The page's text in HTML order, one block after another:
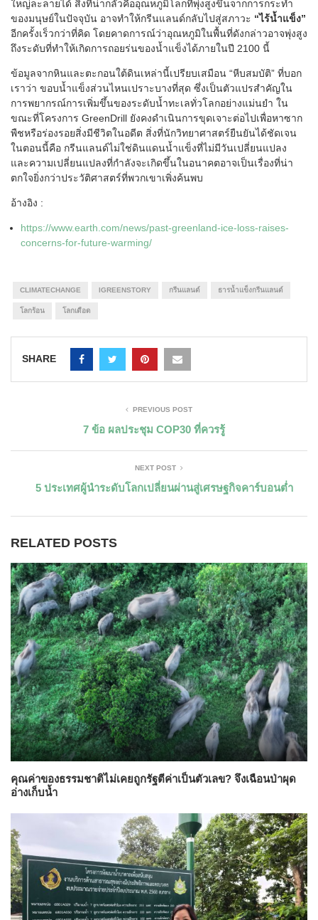
ใหญ่ละลายได้ สิ่งที่น่ากลัวคืออุณหภูมิโลกที่พุ่งสูงขึ้นจากการกระทำ
ของมนุษย์ในปัจจุบัน อาจทำให้กรีนแลนด์กลับไปสู่สภาวะ “ไร้น้ำแข็ง”
อีกครั้งเร็วกว่าที่คิด โดยคาดการณ์ว่าอุณหภูมิในพื้นที่ดังกล่าวอาจพุ่งสูง
ถึงระดับที่ทำให้เกิดการถอยร่นของน้ำแข็งได้ภายในปี 2100 นี้
ข้อมูลจากหินและตะกอนใต้ดินเหล่านี้เปรียบเสมือน “หีบสมบัติ” ที่บอก
เราว่า ขอบน้ำแข็งส่วนไหนเปราะบางที่สุด ซึ่งเป็นตัวแปรสำคัญใน
การพยากรณ์การเพิ่มขึ้นของระดับน้ำทะเลทั่วโลกอย่างแม่นยำ ใน
ขณะที่โครงการ GreenDrill ยังคงดำเนินการขุดเจาะต่อไปเพื่อหาซาก
พืชหรือร่องรอยสิ่งมีชีวิตในอดีต สิ่งที่นักวิทยาศาสตร์ยืนยันได้ชัดเจน
ในตอนนี้คือ กรีนแลนด์ไม่ใช่ดินแดนน้ำแข็งที่ไม่มีวันเปลี่ยนแปลง
และความเปลี่ยนแปลงที่กำลังจะเกิดขึ้นในอนาคตอาจเป็นเรื่องที่น่า
ตกใจยิ่งกว่าประวัติศาสตร์ที่พวกเขาเพิ่งค้นพบ
อ้างอิง :
https://www.earth.com/news/past-greenland-ice-loss-raises-
concerns-for-future-warming/
CLIMATECHANGE IGREENSTORY กรีนแลนด์ ธารน้ำแข็งกรีนแลนด์
โลกร้อน โลกเดือด
SHARE
PREVIOUS POST
7 ข้อ ผลประชุม COP30 ที่ควรรู้
NEXT POST
5 ประเทศผู้นำระดับโลกเปลี่ยนผ่านสู่เศรษฐกิจคาร์บอนต่ำ
RELATED POSTS
คุณค่าของธรรมชาติไม่เคยถูกรัฐตีค่าเป็นตัวเลข? จึงเฉือนป่าผุด
อ่างเก็บน้ำ